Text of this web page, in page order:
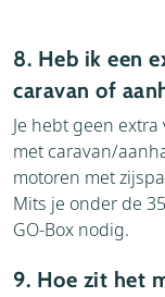
8. Heb ik een
caravan of
Je hebt geen
met caravan/
motoren met
Mits je onder de
GO-Box nodig.
9. Hoe zit het